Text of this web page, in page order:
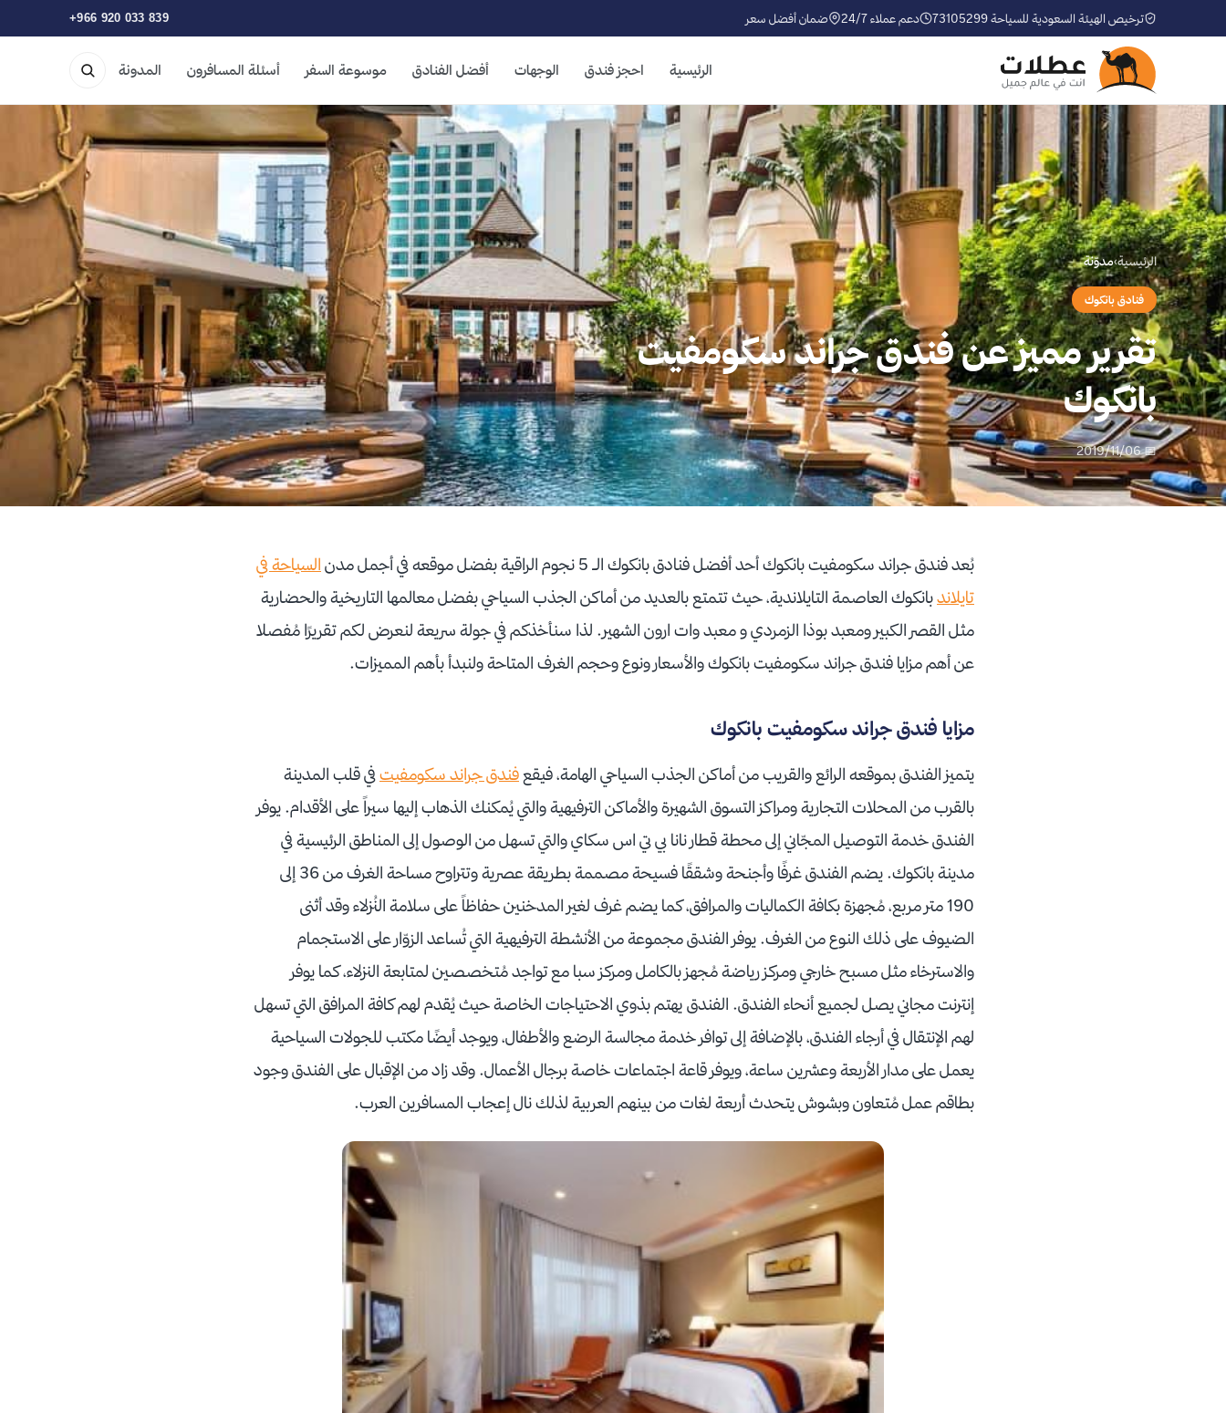
ترخيص الهيئة السعودية للسياحة 73105299 دعم عملاء 24/7 ضمان أفضل سعر +966 920 033 839
الرئيسية احجز فندق الوجهات أفضل الفنادق موسوعة السفر أسئلة المسافرون المدونة
الرئيسية›مدوّنة
فنادق بانكوك
تقرير مميز عن فندق جراند سكومفيت
بانكوك
📅 2019/11/06
بُعد فندق جراند سكومفيت بانكوك أحد أفضل فنادق بانكوك الـ 5 نجوم الراقية بفضل موقعه في أجمل مدن
السياحة في
تايلاندبانكوك العاصمة التايلاندية، حيث تتمتع بالعديد من أماكن الجذب السياحي بفضل معالمها التاريخية والحضارية
مثل القصر الكبير ومعبد بوذا الزمردي و معبد وات ارون الشهير. لذا سنأخذكم في جولة سريعة لنعرض لكم تقريرًا مُفصلا
عن أهم مزايا فندق جراند سكومفيت بانكوك والأسعار ونوع وحجم الغرف المتاحة ولنبدأ بأهم المميزات.
مزايا فندق جراند سكومفيت بانكوك
يتميز الفندق بموقعه الرائع والقريب من أماكن الجذب السياحي الهامة، فيقع فندق جراند سكومفيتفي قلب المدينة
بالقرب من المحلات التجارية ومراكز التسوق الشهيرة والأماكن الترفيهية والتي يُمكنك الذهاب إليها سيراً على الأقدام. يوفر
الفندق خدمة التوصيل المجّاني إلى محطة قطار نانا بي تي اس سكاي والتي تسهل من الوصول إلى المناطق الرئيسية في
مدينة بانكوك. يضم الفندق غرفًا وأجنحة وشققًا فسيحة مصممة بطريقة عصرية وتتراوح مساحة الغرف من 36 إلى
190 متر مربع، مُجهزة بكافة الكماليات والمرافق، كما يضم غرف لغير المدخنين حفاظاً على سلامة النُزلاء وقد أثنى
الضيوف على ذلك النوع من الغرف. يوفر الفندق مجموعة من الأنشطة الترفيهية التي تُساعد الزوّار على الاستجمام
والاسترخاء مثل مسبح خارجي ومركز رياضة مُجهز بالكامل ومركز سبا مع تواجد مُتخصصين لمتابعة النزلاء، كما يوفر
إنترنت مجاني يصل لجميع أنحاء الفندق. الفندق يهتم بذوي الاحتياجات الخاصة حيث يُقدم لهم كافة المرافق التي تسهل
لهم الإنتقال في أرجاء الفندق، بالإضافة إلى توافر خدمة مجالسة الرضع والأطفال، ويوجد أيضًا مكتب للجولات السياحية
يعمل على مدار الأربعة وعشرين ساعة، ويوفر قاعة اجتماعات خاصة برجال الأعمال. وقد زاد من الإقبال على الفندق وجود
بطاقم عمل مُتعاون وبشوش يتحدث أربعة لغات من بينهم العربية لذلك نال إعجاب المسافرين العرب.